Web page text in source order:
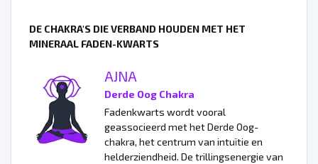
DE CHAKRA'S DIE VERBAND HOUDEN MET HET
MINERAAL FADEN-KWARTS
AJNA
Derde Oog Chakra
Fadenkwarts wordt vooral
geassocieerd met het Derde Oog-
chakra, het centrum van intuïtie en
helderziendheid. De trillingsenergie van